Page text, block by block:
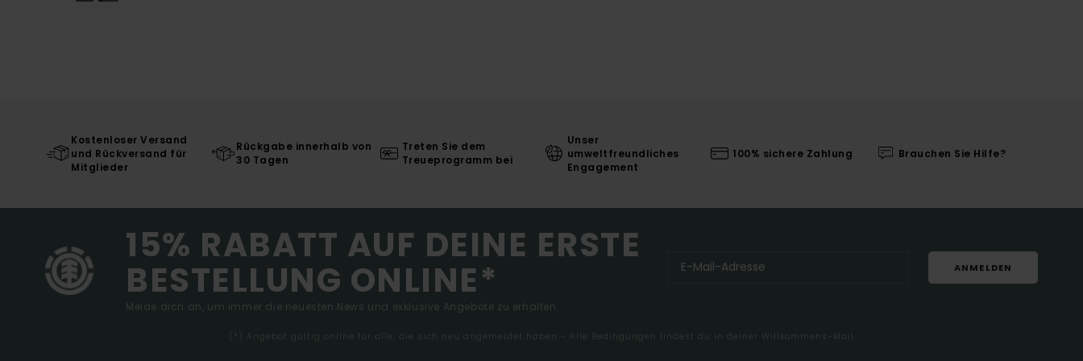
Kostenloser Versand
und Rückversand für
Mitglieder
Rückgabe innerhalb von
30 Tagen
Treten Sie dem
Treueprogramm bei
Unser
umweltfreundliches
Engagement
100% sichere Zahlung Brauchen Sie Hilfe?
15% RABATT AUF DEINE ERSTE
BESTELLUNG ONLINE*
Melde dich an, um immer die neuesten News und exklusive Angebote zu erhalten.
ANMELDEN
(*) Angebot gültig online für alle, die sich neu angemeldet haben - Alle Bedingungen findest du in deiner Willkommens-Mail